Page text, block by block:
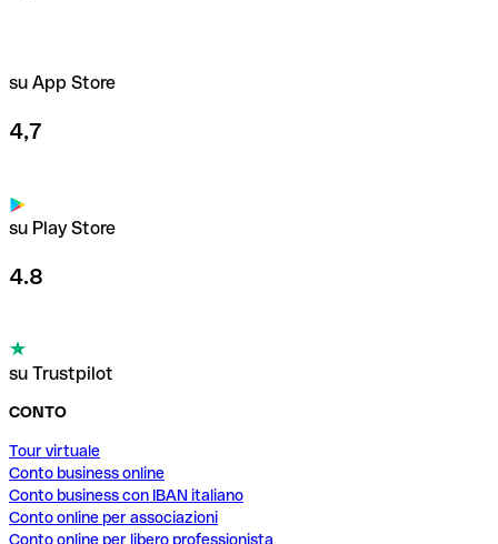
su App Store
4,7
su Play Store
4.8
su Trustpilot
CONTO
Tour virtuale
Conto business online
Conto business con IBAN italiano
Conto online per associazioni
Conto online per libero professionista